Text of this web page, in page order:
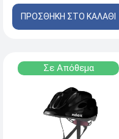
ΠΡΟΣΘΗΚΗ ΣΤΟ ΚΑΛΑΘΙ
Σε Απόθεμα